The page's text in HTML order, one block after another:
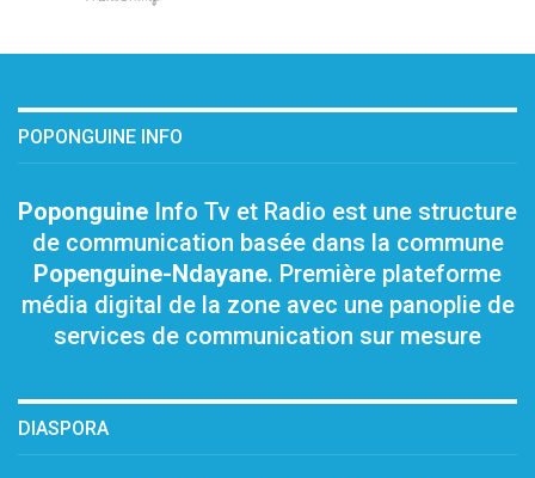
POPONGUINE INFO
Poponguine Info Tv et Radio est une structure
de communication basée dans la commune
Popenguine-Ndayane. Première plateforme
média digital de la zone avec une panoplie de
services de communication sur mesure
DIASPORA